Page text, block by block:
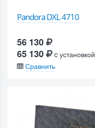
Pandora DXL 4710
56 130
65 130
c установкой
Сравнить